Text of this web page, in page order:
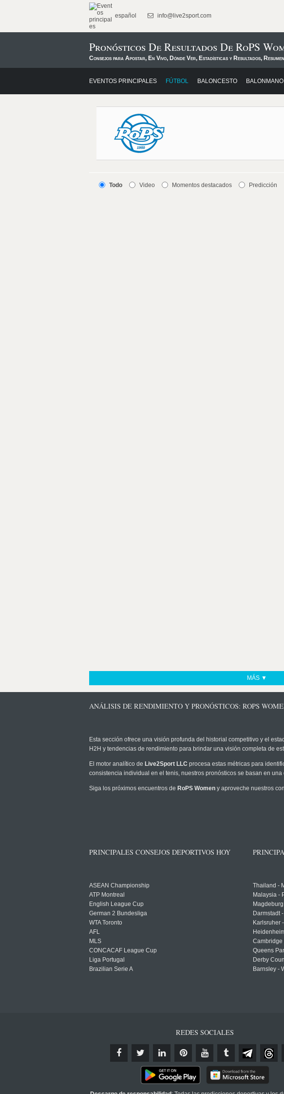
español info@live2sport.com
Pronósticos De Resultados De RoPS
Consejos para Apostar, En Vivo, Dónde Ver, Estadísticas y Resultados, Resumen
EVENTOS PRINCIPALES FÚTBOL BALONCESTO BALONMANO
Todo Video Momentos destacados Predicción
MÁS ▼
ANÁLISIS DE RENDIMIENTO Y PRONÓSTICOS: ROPS
Esta sección ofrece una visión profunda del historial competitivo y el
H2H y tendencias de rendimiento para brindar una visión completa de
El motor analítico de Live2Sport LLC procesa estas métricas para
consistencia individual en el tenis, nuestros pronósticos se basan en
Siga los próximos encuentros de RoPS Women y aproveche nuestros
PRINCIPALES CONSEJOS DEPORTIVOS HOY
ASEAN Championship
ATP Montreal
English League Cup
German 2 Bundesliga
WTA Toronto
AFL
MLS
CONCACAF League Cup
Liga Portugal
Brazilian Serie A
Thailand -
Malaysia -
Darmstadt
Karlsruher
Cambridge
Queens
Derby
Barnsley -
REDES SOCIALES